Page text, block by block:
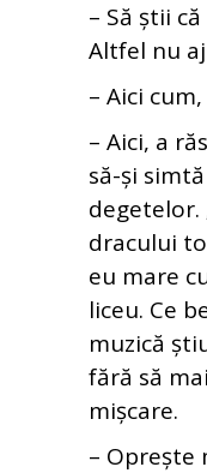
– Să știi
Altfel nu
– Aici
– Aici, a
să-și
degetelor.
dracului
eu mare
liceu. Ce
muzică
fără să
mișcare.
– Oprește